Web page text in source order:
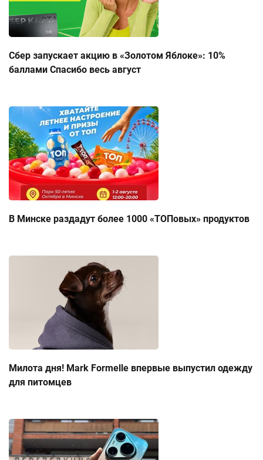
Сбер запускает акцию в «Золотом Яблоке»: 10%
баллами Спасибо весь август
В Минске раздадут более 1000 «ТОПовых» продуктов
Милота дня! Mark Formelle впервые выпустил одежду
для питомцев